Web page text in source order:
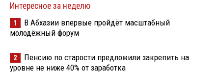
Интересное за неделю
1
В Абхазии впервые пройдёт масштабный
молодёжный форум
2
Пенсию по старости предложили закрепить на
уровне не ниже 40% от заработка